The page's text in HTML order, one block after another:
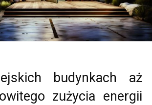
budynkach aż
zużycia energii